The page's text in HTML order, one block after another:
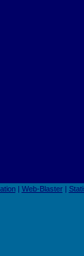
| Web-Blaster|